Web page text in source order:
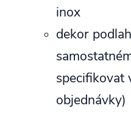
inox
dekor
specifikovat
objednávky)